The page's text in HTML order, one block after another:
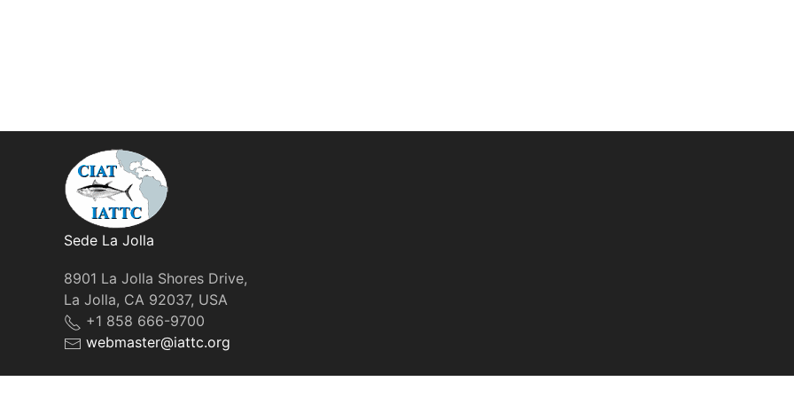
Sede La Jolla
8901 La Jolla Shores Drive,
La Jolla, CA 92037, USA
+1 858 666-9700
webmaster@iattc.org